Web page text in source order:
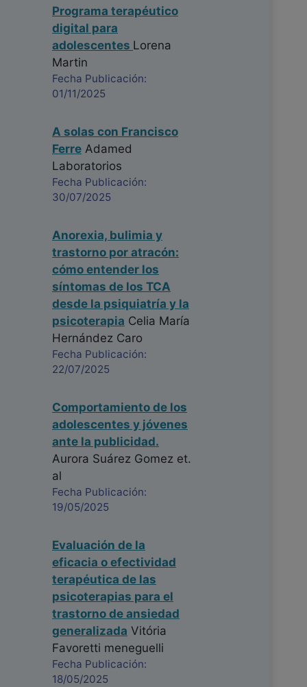
Programa terapéutico
digital para
adolescentes Lorena
Martin
Fecha Publicación:
01/11/2025
A solas con Francisco
Ferre Adamed
Laboratorios
Fecha Publicación:
30/07/2025
Anorexia, bulimia y
trastorno por atracón:
cómo entender los
síntomas de los TCA
desde la psiquiatría y la
psicoterapia Celia María
Hernández Caro
Fecha Publicación:
22/07/2025
Comportamiento de los
adolescentes y jóvenes
ante la publicidad.
Aurora Suárez Gomez et.
al
Fecha Publicación:
19/05/2025
Evaluación de la
eficacia o efectividad
terapéutica de las
psicoterapias para el
trastorno de ansiedad
generalizada Vitória
Favoretti meneguelli
Fecha Publicación:
18/05/2025